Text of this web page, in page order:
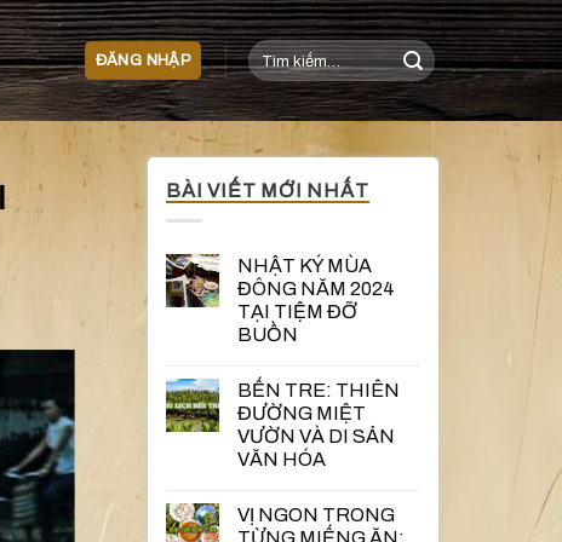
ĐĂNG NHẬP
Tìm
kiếm:
BÀI VIẾT MỚI NHẤT
NHẬT KÝ MÙA
ĐÔNG NĂM 2024
TẠI TIỆM ĐỠ
BUỒN
BẾN TRE: THIÊN
ĐƯỜNG MIỆT
VƯỜN VÀ DI SẢN
VĂN HÓA
VỊ NGON TRONG
TỪNG MIẾNG ĂN: